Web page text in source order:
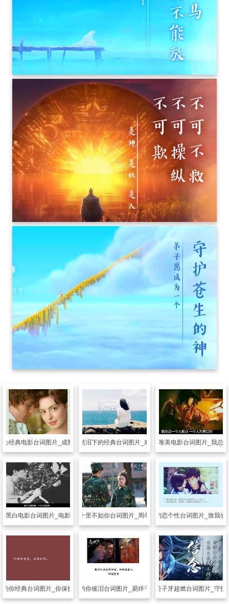
心经典电影台词图片_成熟是含泪奔跑
另类其他 让人潸然泪下的经典台词图片_戏如人生人生如戏
另类其他伤感唯美电影台词图片_我总
黑白电影台词图片_电影中的悲欢离合
另类其他春风十里不如你台词图片_周冬雨恋上张一山
另类其他美好初恋个性台词图片_致我们
的你经典台词图片_你保护世界我保护你
另类其他少年的你催泪台词图片_易烊千玺守护周冬雨
另类其他 姜子牙超燃台词图片_守护